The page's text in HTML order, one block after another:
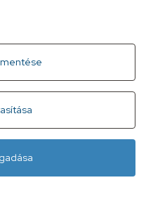
Kapcsolat
díjas, 8:00-20:00 között